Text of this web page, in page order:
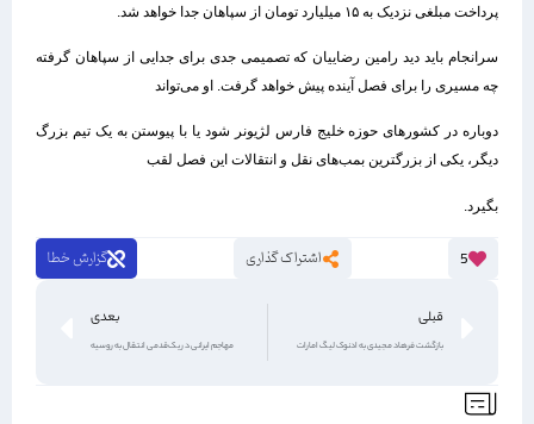
پرداخت مبلغی نزدیک به ۱۵ میلیارد تومان از سپاهان جدا خواهد شد.
سرانجام باید دید رامین رضاییان که تصمیمی جدی برای جدایی از سپاهان گرفته
چه مسیری را برای فصل آینده پیش خواهد گرفت. او می‌تواند
دوباره در کشورهای حوزه خلیج فارس لژیونر شود یا با پیوستن به یک تیم بزرگ
دیگر، یکی از بزرگترین بمب‌های نقل و انتقالات این فصل لقب
بگیرد.
5 اشتراک گذاری گزارش خطا
قبلی
بازگشت فرهاد مجیدی به ادنوک لیگ امارات
بعدی
مهاجم ایرانی در یک‌قدمی انتقال به روسیه